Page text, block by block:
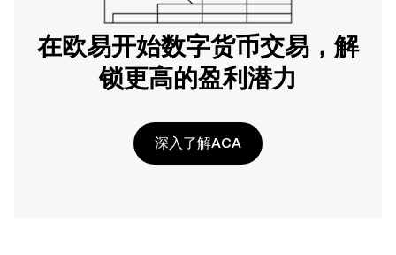
在欧易开始数字货币交易，解
锁更高的盈利潜力
深入了解ACA